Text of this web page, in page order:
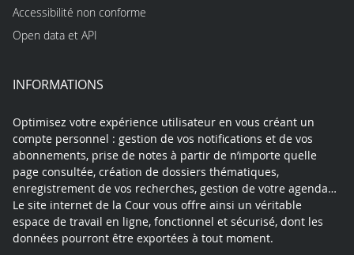
Accessibilité non conforme
Open data et API
INFORMATIONS
Optimisez votre expérience utilisateur en vous créant un
compte personnel : gestion de vos notifications et de vos
abonnements, prise de notes à partir de n’importe quelle
page consultée, création de dossiers thématiques,
enregistrement de vos recherches, gestion de votre agenda…
Le site internet de la Cour vous offre ainsi un véritable
espace de travail en ligne, fonctionnel et sécurisé, dont les
données pourront être exportées à tout moment.